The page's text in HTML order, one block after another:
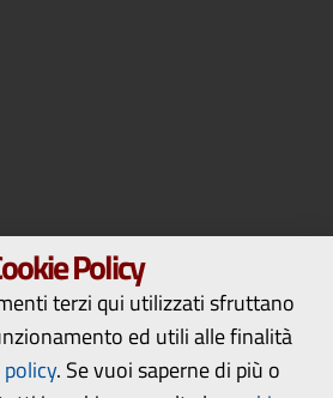
Policy
terzi qui utilizzati sfruttano
ed utili alle finalità
. Se vuoi saperne di più o